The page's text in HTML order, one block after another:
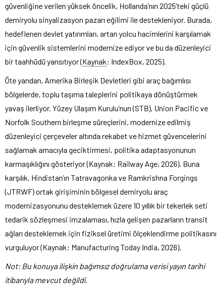
güvenliğine verilen yüksek öncelik, Hollanda’nın 2025’teki güçlü
demiryolu sinyalizasyon pazarı eğilimi ile destekleniyor. Burada,
hedeflenen devlet yatırımları, artan yolcu hacimlerini karşılamak
için güvenlik sistemlerini modernize ediyor ve bu da düzenleyici
bir taahhüdü yansıtıyor (Kaynak: IndexBox, 2025).
Öte yandan, Amerika Birleşik Devletleri gibi araç bağımlısı
bölgelerde, toplu taşıma taleplerini politikaya dönüştürmek
yavaş ilerliyor. Yüzey Ulaşım Kurulu’nun (STB), Union Pacific ve
Norfolk Southern birleşme süreçlerini, modernize edilmiş
düzenleyici çerçeveler altında rekabet ve hizmet güvencelerini
sağlamak amacıyla geciktirmesi, politika adaptasyonunun
karmaşıklığını gösteriyor (Kaynak: Railway Age, 2026). Buna
karşılık, Hindistan’ın Tatravagonka ve Ramkrishna Forgings
(JTRWF) ortak girişiminin bölgesel demiryolu araç
modernizasyonunu desteklemek üzere 10 yıllık bir tekerlek seti
tedarik sözleşmesi imzalaması, hızla gelişen pazarların transit
ağları desteklemek için fiziksel üretimi ölçeklendirme politikasını
vurguluyor (Kaynak: Manufacturing Today India, 2026).
Not: Bu konuya ilişkin bağımsız doğrulama verisi yayın tarihi
itibarıyla mevcut değildi.